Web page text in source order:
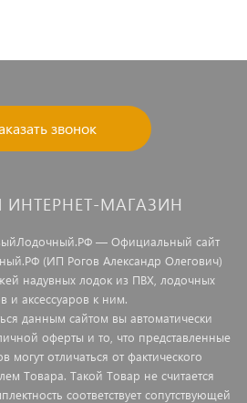
звонок
МАГАЗИН
— Официальный сайт
(ИП Рогов Александр Олегович)
надувных лодок из ПВХ, лодочных
и аксессуаров к ним.
данным сайтом вы автоматически
оферты и то, что представленные
могут отличаться от фактического
Товара. Такой Товар не считается
соответствует сопутствующей